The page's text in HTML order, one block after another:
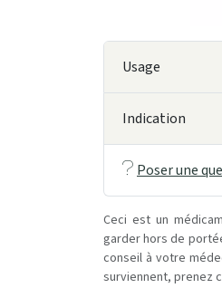
Usage
Indication
Poser une
Ceci est un
garder hors de
conseil à votre
surviennent, prenez